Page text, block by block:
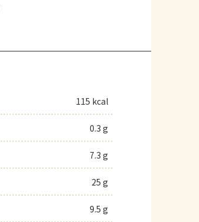
115 kcal
0.3 g
7.3 g
25 g
9.5 g